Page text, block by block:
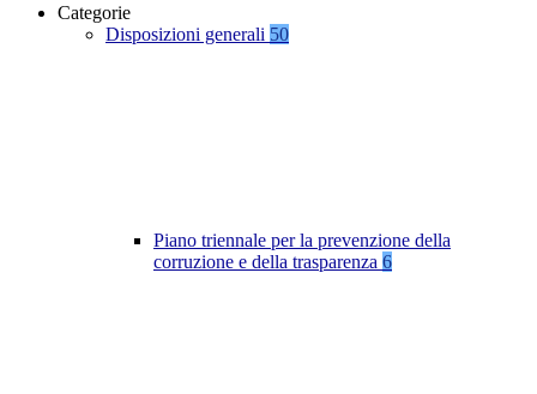
Categorie
Disposizioni generali 50
Piano triennale per la prevenzione della
corruzione e della trasparenza 6